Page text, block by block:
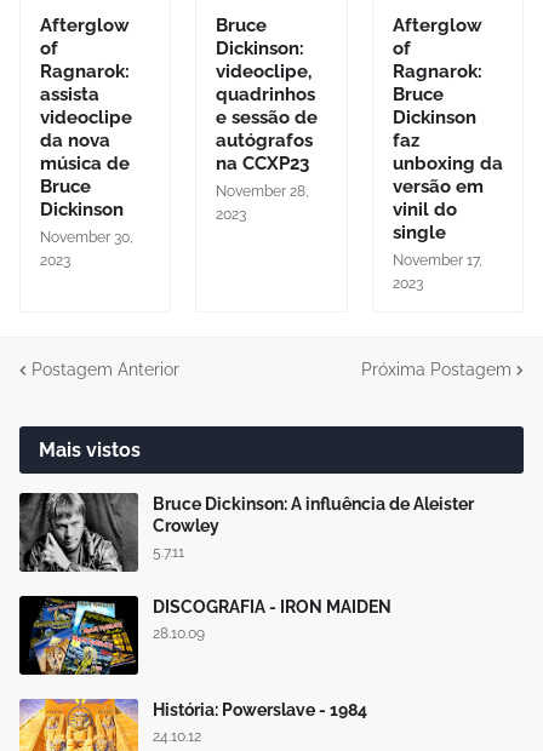
Afterglow
of
Ragnarok:
assista
videoclipe
da nova
música de
Bruce
Dickinson
November 30,
2023
Bruce
Dickinson:
videoclipe,
quadrinhos
e sessão de
autógrafos
na CCXP23
November 28,
2023
Afterglow
of
Ragnarok:
Bruce
Dickinson
faz
unboxing da
versão em
vinil do
single
November 17,
2023
Postagem Anterior Próxima Postagem
Mais vistos
Bruce Dickinson: A influência de Aleister
Crowley
5.7.11
DISCOGRAFIA - IRON MAIDEN
28.10.09
História: Powerslave - 1984
24.10.12